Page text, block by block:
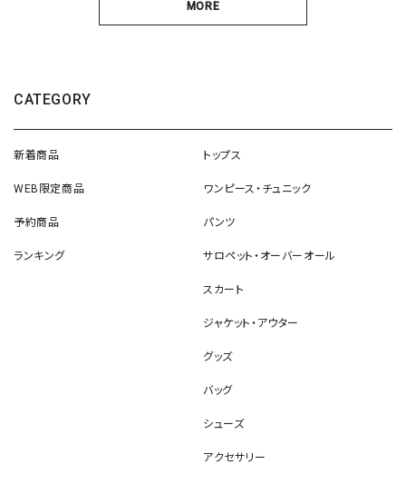
MORE
CATEGORY
新着商品
WEB限定商品
予約商品
ランキング
トップス
ワンピース・チュニック
パンツ
サロペット・オーバーオール
スカート
ジャケット・アウター
グッズ
バッグ
シューズ
アクセサリー